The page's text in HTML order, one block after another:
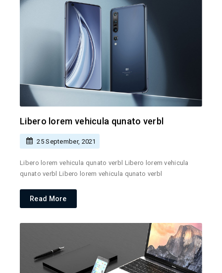
Libero lorem vehicula qunato verbl
25 September, 2021
Libero lorem vehicula qunato verbl Libero lorem vehicula
qunato verbl Libero lorem vehicula qunato verbl
Read More